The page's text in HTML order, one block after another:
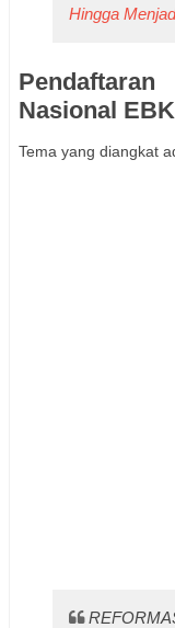
Hingga
Pendaftaran
Nasional
Tema yang diangkat